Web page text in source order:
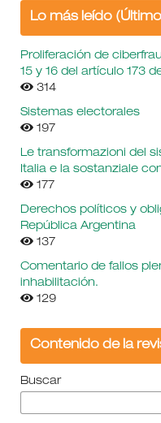
Lo más leído
Proliferación de
15 y 16 del artículo 173
314
Sistemas electorales
197
Le transformazioni del
Italia e la sostanziale
177
Derechos políticos y
República Argentina
137
Comentario de fallos
inhabilitación.
129
Contenido de la
Buscar